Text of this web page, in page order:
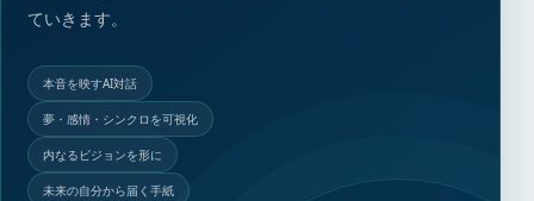
ていきます。
本音を映すAI対話
夢・感情・シンクロを可視化
内なるビジョンを形に
未来の自分から届く手紙